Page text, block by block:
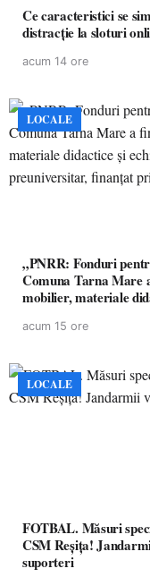
Ce caracteristici se
distracție la sloturi
acum 14 ore
LOCALE
„PNRR: Fonduri
Comuna Tarna Mare
mobilier, materiale
acum 15 ore
LOCALE
FOTBAL. Măsuri
CSM Reșița!
suporteri